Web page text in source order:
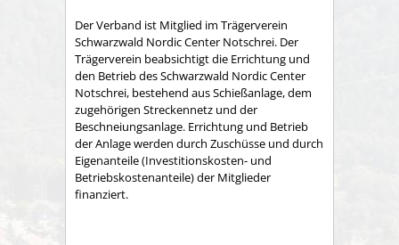
Der Verband ist Mitglied im Trägerverein
Schwarzwald Nordic Center Notschrei. Der
Trägerverein beabsichtigt die Errichtung und
den Betrieb des Schwarzwald Nordic Center
Notschrei, bestehend aus Schießanlage, dem
zugehörigen Streckennetz und der
Beschneiungsanlage. Errichtung und Betrieb
der Anlage werden durch Zuschüsse und durch
Eigenanteile (Investitionskosten- und
Betriebskostenanteile) der Mitglieder
finanziert.